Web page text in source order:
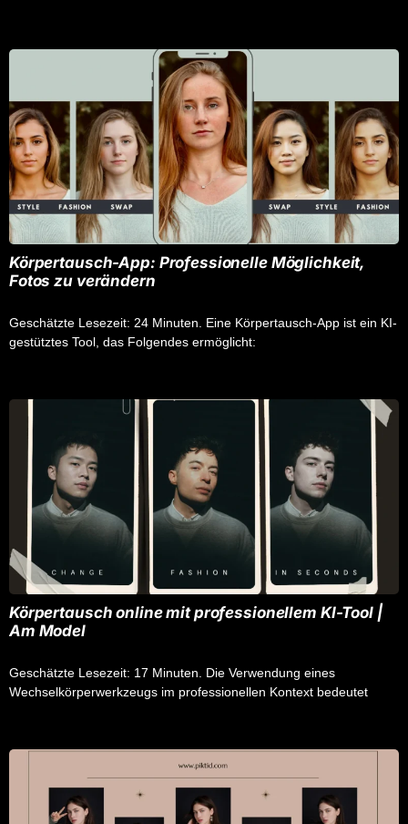
Körpertausch-App: Professionelle Möglichkeit,
Fotos zu verändern
Geschätzte Lesezeit: 24 Minuten. Eine Körpertausch-App ist ein KI-
gestütztes Tool, das Folgendes ermöglicht:
Körpertausch online mit professionellem KI-Tool |
Am Model
Geschätzte Lesezeit: 17 Minuten. Die Verwendung eines
Wechselkörperwerkzeugs im professionellen Kontext bedeutet